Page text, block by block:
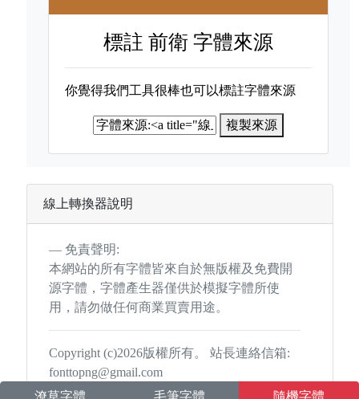
標註前衛 字體來源
你覺得我們工具很棒也可以標註字體來源
複製來源
線上轉換器說明
免責聲明:
本網站的所有字體皆來自於無版權及免費開
源字體，字體產生器僅供於模擬字體所使
用，請勿做任何商業買賣用途。
Copyright (c)2026版權所有。 站長連絡信箱:
fonttopng@gmail.com
潦草字體
毛筆字體 隨機字體